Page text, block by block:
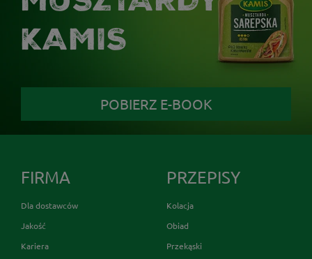
KAMIS
POBIERZ E-BOOK
FIRMA
Dla dostawców
Jakość
Kariera
PRZEPISY
Kolacja
Obiad
Przekąski